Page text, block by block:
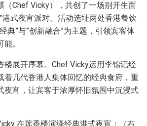
（Chef Vicky），共创了一场别开生面
港式夜宵派对。活动选址两处香港餐饮
典”与”创新融合”为主题，引领宾客体
。
楼展开序幕。Chef Vicky运用李锦记经
着几代香港人集体回忆的经典食府，重
夜宵，让宾客于浓厚怀旧氛围中沉浸式